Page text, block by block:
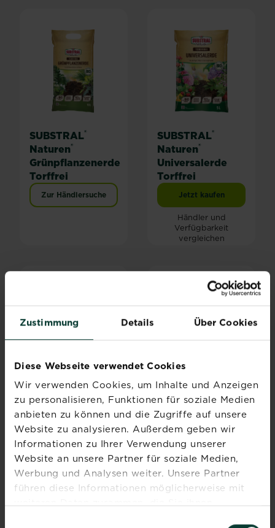
Zustimmung Details Über Cookies
Diese Webseite verwendet Cookies
Wir verwenden Cookies, um Inhalte und Anzeigen
zu personalisieren, Funktionen für soziale Medien
anbieten zu können und die Zugriffe auf unsere
Website zu analysieren. Außerdem geben wir
Informationen zu Ihrer Verwendung unserer
Website an unsere Partner für soziale Medien,
Werbung und Analysen weiter. Unsere Partner
führen diese Informationen möglicherweise mit
weiteren Daten zusammen, die Sie ihnen
SUBSTRAL®
Naturen®
Grünpflanzenerde
Torffrei
Zur Händlersuche
SUBSTRAL®
Naturen®
Universalerde
Torffrei
Jetzt kaufenSUBSTRAL®
Händler und
Verfügbarkeit
vergleichen
SUBSTRAL®
Naturen®Meine
Erde Federleicht
Jetzt kaufenSUBSTRAL® Naturen® Meine Erde Federleicht
Händler und
Verfügbarkeit
vergleichen
SUBSTRAL ®
Kompakte Erde
SUBSTRAL®
Händler und
Verfügbarkeit